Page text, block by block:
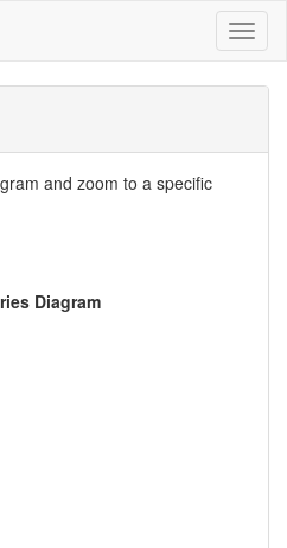
and zoom to a specific
Diagram